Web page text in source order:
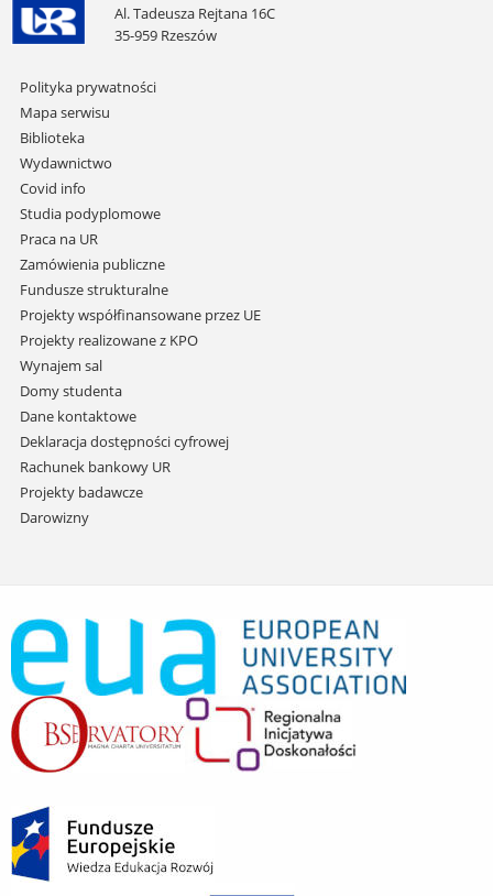
Al. Tadeusza Rejtana 16C
35-959 Rzeszów
Pomiń
nawigację
i
przejdź
do
treści
Polityka prywatności
Mapa serwisu
Biblioteka
Wydawnictwo
Covid info
Studia podyplomowe
Praca na UR
Zamówienia publiczne
Fundusze strukturalne
Projekty współfinansowane przez UE
Projekty realizowane z KPO
Wynajem sal
Domy studenta
Dane kontaktowe
Deklaracja dostępności cyfrowej
Rachunek bankowy UR
Projekty badawcze
Darowizny